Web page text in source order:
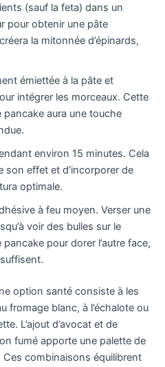
(sauf la feta) dans un
pour obtenir une pâte
la mitonnée d’épinards,
émiettée à la pâte et
intégrer les morceaux. Cette
aura une touche
environ 15 minutes. Cela
son effet et d’incorporer de
optimale.
à feu moyen. Verser une
voir des bulles sur le
pour dorer l’autre face,
option santé consiste à les
fromage blanc, à l’échalote ou
L’ajout d’avocat et de
fumé apporte une palette de
combinaisons équilibrent